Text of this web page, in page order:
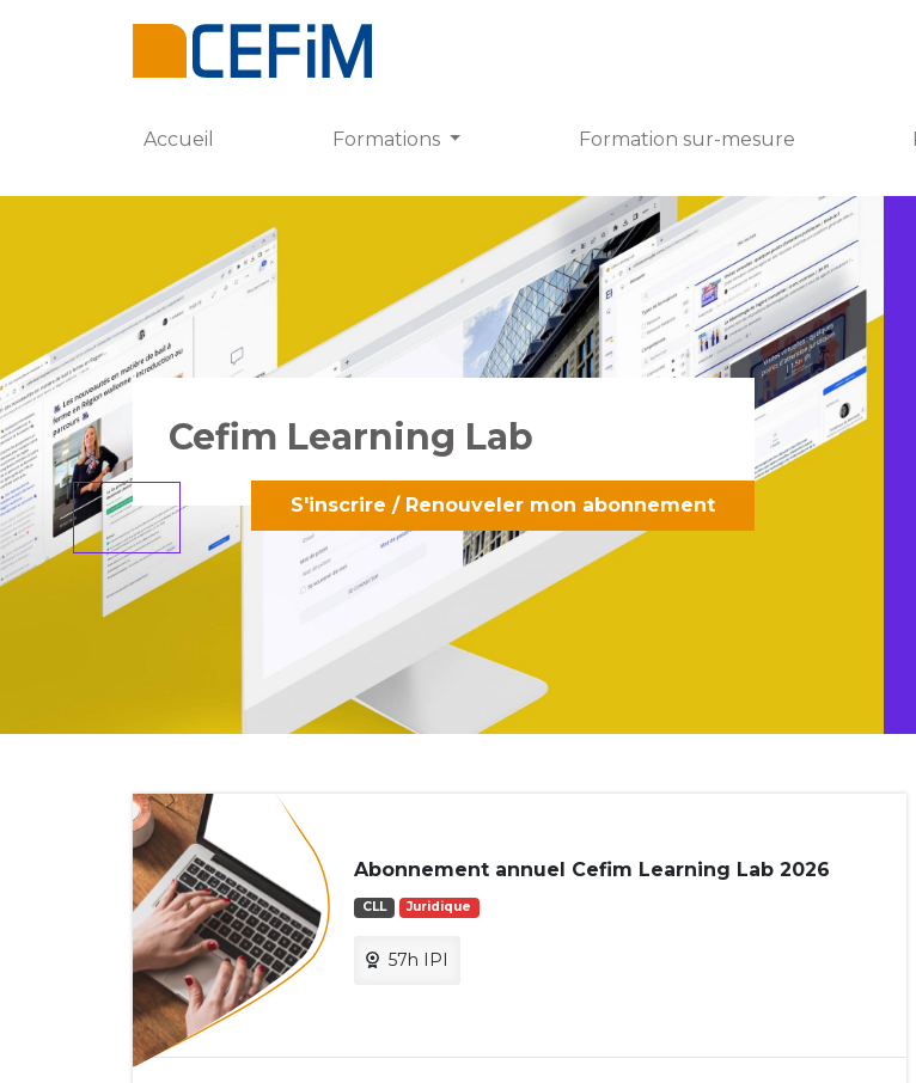
Accueil Formations Formation sur-mesure
Cefim Learning Lab
S'inscrire / Renouveler mon abonnement
Abonnement annuel Cefim Learning Lab 2026
CLL Juridique
57h IPI